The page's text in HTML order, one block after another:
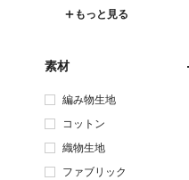
もっと見る
素材
編み物生地
コットン
織物生地
ファブリック